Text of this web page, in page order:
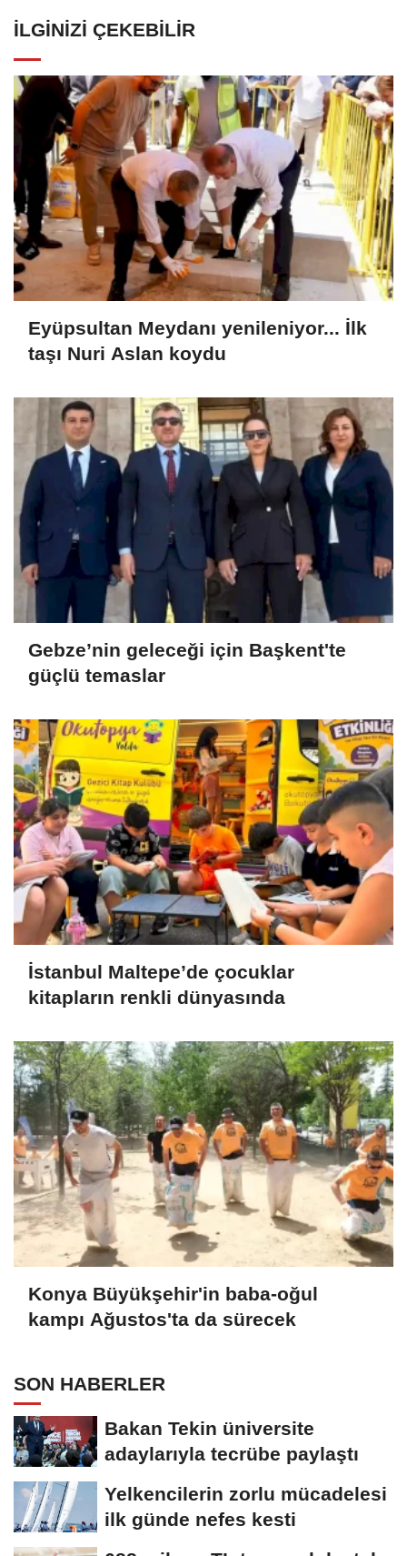
İLGINIZI ÇEKEBILIR
Eyüpsultan Meydanı yenileniyor... İlk
taşı Nuri Aslan koydu
Gebze’nin geleceği için Başkent'te
güçlü temaslar
İstanbul Maltepe’de çocuklar
kitapların renkli dünyasında
Konya Büyükşehir'in baba-oğul
kampı Ağustos'ta da sürecek
SON HABERLER
Bakan Tekin üniversite
adaylarıyla tecrübe paylaştı
Yelkencilerin zorlu mücadelesi
ilk günde nefes kesti